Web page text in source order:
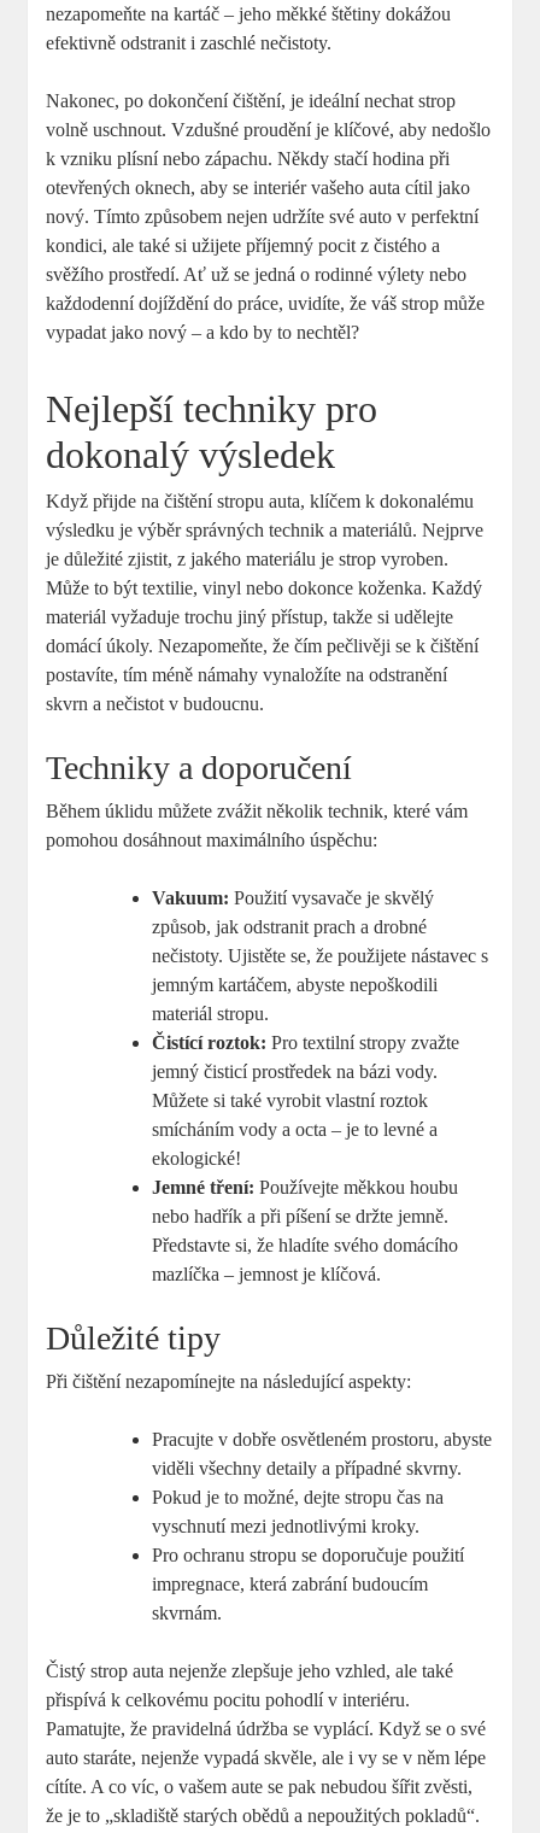
nezapomeňte na kartáč – jeho měkké štětiny dokážou
efektivně odstranit i zaschlé nečistoty.
Nakonec, po dokončení čištění, je ideální nechat strop
volně uschnout. Vzdušné proudění je klíčové, aby nedošlo
k vzniku plísní nebo zápachu. Někdy stačí hodina při
otevřených oknech, aby se interiér vašeho auta cítil jako
nový. Tímto způsobem nejen udržíte své auto v perfektní
kondici, ale také si užijete příjemný pocit z čistého a
svěžího prostředí. Ať už se jedná o rodinné výlety nebo
každodenní dojíždění do práce, uvidíte, že váš strop může
vypadat jako nový – a kdo by to nechtěl?
Nejlepší techniky pro
dokonalý výsledek
Když přijde na čištění stropu auta, klíčem k dokonalému
výsledku je výběr správných technik a materiálů. Nejprve
je důležité zjistit, z jakého materiálu je strop vyroben.
Může to být textilie, vinyl nebo dokonce koženka. Každý
materiál vyžaduje trochu jiný přístup, takže si udělejte
domácí úkoly. Nezapomeňte, že čím pečlivěji se k čištění
postavíte, tím méně námahy vynaložíte na odstranění
skvrn a nečistot v budoucnu.
Techniky a doporučení
Během úklidu můžete zvážit několik technik, které vám
pomohou dosáhnout maximálního úspěchu:
Vakuum: Použití vysavače je skvělý
způsob, jak odstranit prach a drobné
nečistoty. Ujistěte se, že použijete nástavec s
jemným kartáčem, abyste nepoškodili
materiál stropu.
Čistící roztok: Pro textilní stropy zvažte
jemný čisticí prostředek na bázi vody.
Můžete si také vyrobit vlastní roztok
smícháním vody a octa – je to levné a
ekologické!
Jemné tření: Používejte měkkou houbu
nebo hadřík a při píšení se držte jemně.
Představte si, že hladíte svého domácího
mazlíčka – jemnost je klíčová.
Důležité tipy
Při čištění nezapomínejte na následující aspekty:
Pracujte v dobře osvětleném prostoru, abyste
viděli všechny detaily a případné skvrny.
Pokud je to možné, dejte stropu čas na
vyschnutí mezi jednotlivými kroky.
Pro ochranu stropu se doporučuje použití
impregnace, která zabrání budoucím
skvrnám.
Čistý strop auta nejenže zlepšuje jeho vzhled, ale také
přispívá k celkovému pocitu pohodlí v interiéru.
Pamatujte, že pravidelná údržba se vyplácí. Když se o své
auto staráte, nejenže vypadá skvěle, ale i vy se v něm lépe
cítíte. A co víc, o vašem aute se pak nebudou šířit zvěsti,
že je to „skladiště starých obědů a nepoužitých pokladů“.